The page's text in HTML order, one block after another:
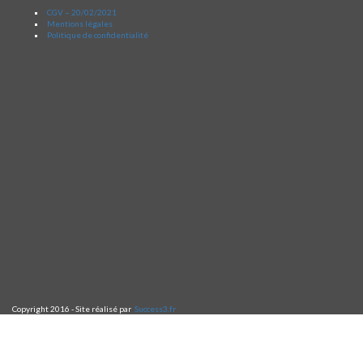
CGV – 20/02/2021
Mentions légales
Politique de confidentialité
Copyright 2016 - Site réalisé par Success3.fr